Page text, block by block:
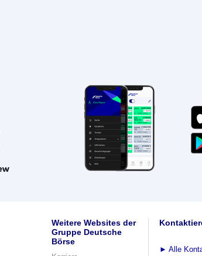
Weitere Websites der
Gruppe Deutsche
Börse
► Alle